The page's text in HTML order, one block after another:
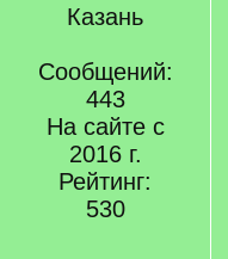
Казань
Сообщений:
443
На сайте с
2016 г.
Рейтинг:
530